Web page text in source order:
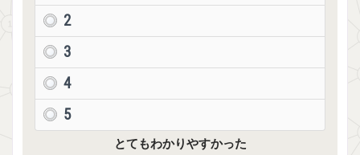
2
3
4
5
とてもわかりやすかった